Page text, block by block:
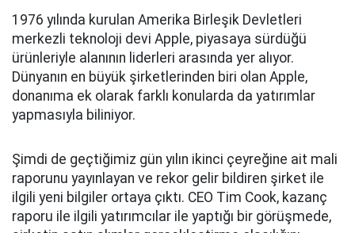
1976 yılında kurulan Amerika Birleşik Devletleri
merkezli teknoloji devi Apple, piyasaya sürdüğü
ürünleriyle alanının liderleri arasında yer alıyor.
Dünyanın en büyük şirketlerinden biri olan Apple,
donanıma ek olarak farklı konularda da yatırımlar
yapmasıyla biliniyor.
Şimdi de geçtiğimiz gün yılın ikinci çeyreğine ait mali
raporunu yayınlayan ve rekor gelir bildiren şirket ile
ilgili yeni bilgiler ortaya çıktı. CEO Tim Cook, kazanç
raporu ile ilgili yatırımcılar ile yaptığı bir görüşmede,